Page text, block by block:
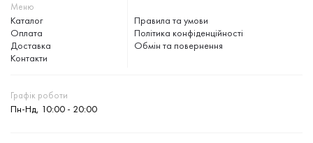
Меню
Каталог
Оплата
Доставка
Контакти
Правила та умови
Політика конфіденційності
Обмін та повернення
Графік роботи
Пн-Нд, 10:00 - 20:00